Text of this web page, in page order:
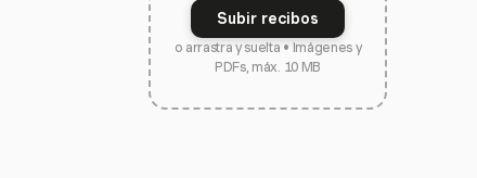
Subir recibos
o arrastra y suelta • Imágenes y
PDFs, máx. 10 MB